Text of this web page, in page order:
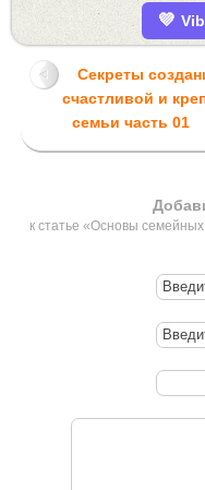
💜
Секреты
счастливой и
семьи часть 01
к статье «Основы